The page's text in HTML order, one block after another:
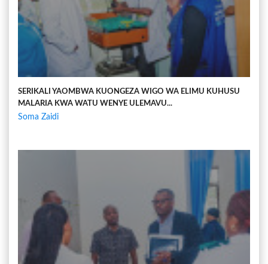
SERIKALI YAOMBWA KUONGEZA WIGO WA ELIMU KUHUSU
MALARIA KWA WATU WENYE ULEMAVU...
Soma Zaidi